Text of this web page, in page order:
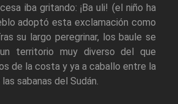
iba gritando: ¡Ba uli! (el niño ha
adoptó esta exclamación como
su largo peregrinar, los baule se
territorio muy diverso del que
de la costa y ya a caballo entre la
sabanas del Sudán.